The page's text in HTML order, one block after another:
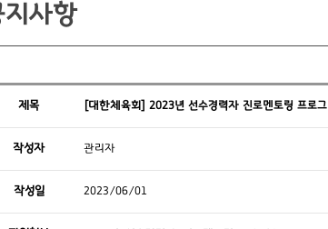
지사항
제목 [대한체육회] 2023년 선수경력자 진로멘토링 프로
작성자 관리자
작성일 2023/06/01